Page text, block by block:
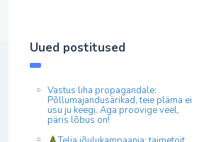
Uued postitused
Vastus liha propagandale:
Põllumajandusärikad, teie pläma ei
usu ju keegi. Aga proovige veel,
päris lõbus on!